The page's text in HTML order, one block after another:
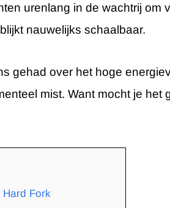
urenlang in de wachtrij om
nauwelijks schaalbaar.
gehad over het hoge
mist. Want mocht je
Fork